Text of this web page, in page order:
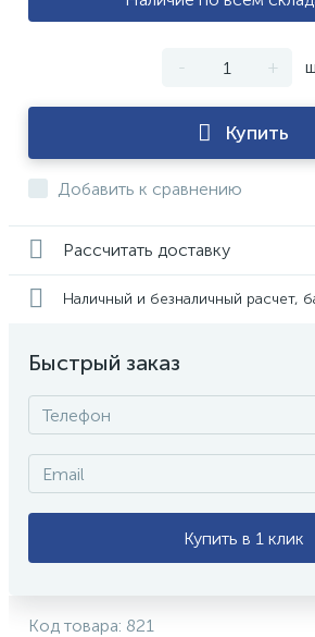
- +
Купить
Добавить к сравнению
Рассчитать доставку
Наличный и безналичный расчет,
Быстрый заказ
Купить в 1 клик
Код товара: 821